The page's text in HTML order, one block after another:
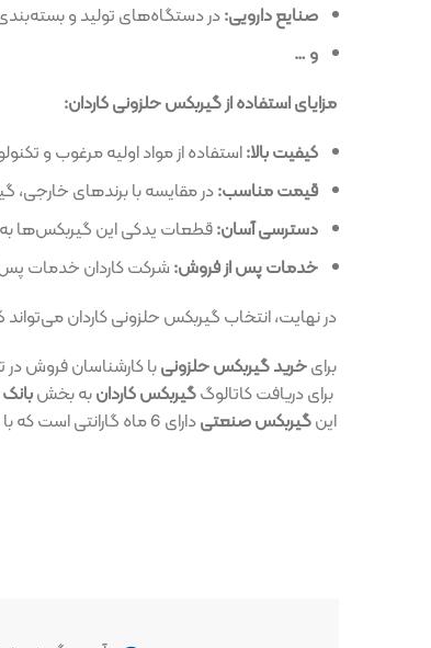
صنایع دارویی:در دستگاه‌های تولید و بسته‌بندی دارو
مزایای استفاده از گیربکس حلزونی کاردان:
کیفیت بالا:استفاده از مواد اولیه مرغوب و تکنولوژی روز در
قیمت مناسب:در مقایسه با برندهای خارجی، گیربکس‌های
دسترسی آسان:قطعات یدکی این گیربکس‌ها به راحتی در
خدمات پس از فروش:شرکت کاردان خدمات پس از فروش
در نهایت، انتخاب گیربکس حلزونی کاردان می‌تواند گزینه
خرید گیربکس حلزونیبا کارشناسان فروش در تماس باشید.
کاتالوگگیربکس کاردانبه بخشبانک کاتالوگ
گیربکس صنعتیدارای 6 ماه گارانتی است که با تایید بازرس اتحادیه قابل پیگیری می باشد. این کالا به سفارش سایت ایپویان تولید و به بازار عرضه شده است.